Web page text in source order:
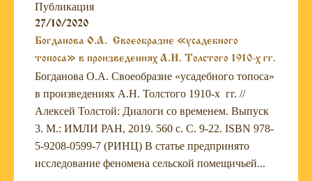
Публикация
27/10/2020
Богданова О.А. Своеобразие «усадебного
топоса» в произведениях А.Н. Толстого 1910-х гг.
Богданова О.А. Своеобразие «усадебного топоса»
в произведениях А.Н. Толстого 1910-х гг. //
Алексей Толстой: Диалоги со временем. Выпуск
3. М.: ИМЛИ РАН, 2019. 560 c. С. 9-22. ISBN 978-
5-9208-0599-7 (РИНЦ) В статье предпринято
исследование феномена сельской помещичьей...